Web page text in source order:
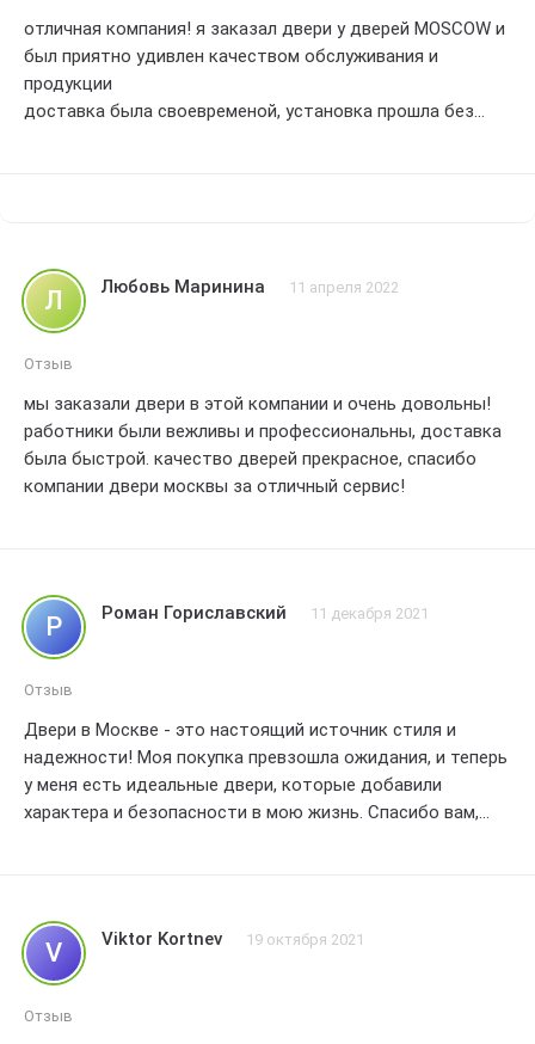
отличная компания! я заказал двери у дверей MOSCOW и
был приятно удивлен качеством обслуживания и
продукции
доставка была своевременой, установка прошла без
Л Любовь Маринина 11 апреля 2022
Отзыв
мы заказали двери в этой компании и очень довольны!
работники были вежливы и профессиональны, доставка
была быстрой. качество дверей прекрасное, спасибо
компании двери москвы за отличный сервис!
Р Роман Гориславский 11 декабря 2021
Отзыв
Двери в Москве - это настоящий источник стиля и
надежности! Моя покупка превзошла ожидания, и теперь
у меня есть идеальные двери, которые добавили
характера и безопасности в мою жизнь. Спасибо вам,
V Viktor Kortnev 19 октября 2021
Отзыв